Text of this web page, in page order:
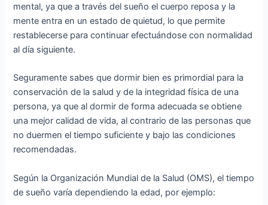
mental, ya que a través del sueño el cuerpo reposa y la
mente entra en un estado de quietud, lo que permite
restablecerse para continuar efectuándose con normalidad
al día siguiente.
Seguramente sabes que dormir bien es primordial para la
conservación de la salud y de la integridad física de una
persona, ya que al dormir de forma adecuada se obtiene
una mejor calidad de vida, al contrario de las personas que
no duermen el tiempo suficiente y bajo las condiciones
recomendadas.
Según la Organización Mundial de la Salud (OMS), el tiempo
de sueño varía dependiendo la edad, por ejemplo: